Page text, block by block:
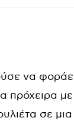
να
πρόχειρα
σε